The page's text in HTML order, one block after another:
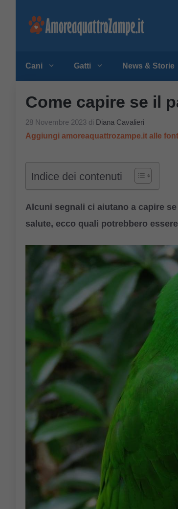
Cani Gatti News & Storie
Come capire se il
28 Novembre 2023 di Diana Cavalieri
Aggiungi amoreaquattrozampe.it alle
Indice dei contenuti
Alcuni segnali ci aiutano a capire
salute, ecco quali potrebbero